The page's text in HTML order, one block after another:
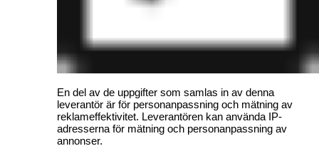
En del av de uppgifter som samlas in av denna
leverantör är för personanpassning och mätning av
reklameffektivitet. Leverantören kan använda IP-
adresserna för mätning och personanpassning av
annonser.